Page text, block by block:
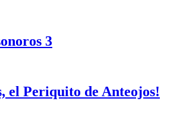
3
el Periquito de Anteojos!